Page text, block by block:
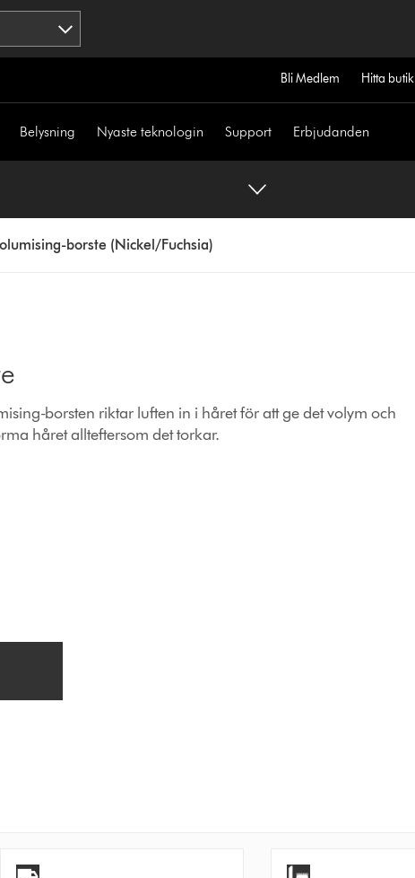
Bli Medlem Hitta butik
Belysning Nyaste teknologin Support Erbjudanden
borste (Nickel/Fuchsia)
borsten riktar luften in i håret för att ge det volym och
håret allteftersom det torkar.